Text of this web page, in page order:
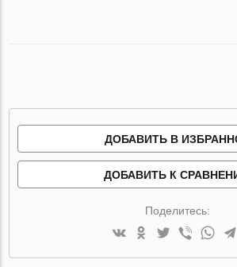
ДОБАВИТЬ В
ДОБАВИТЬ К
Поделитесь: